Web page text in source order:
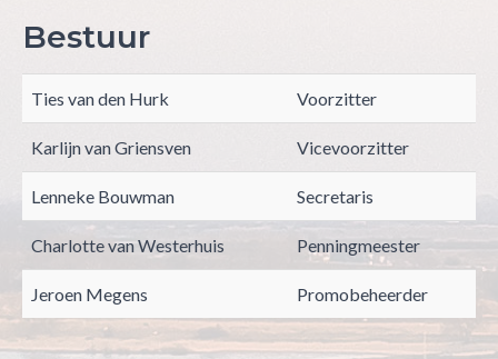
Bestuur
Ties van den Hurk Voorzitter
Karlijn van Griensven Vicevoorzitter
Lenneke Bouwman Secretaris
Charlotte van Westerhuis Penningmeester
Jeroen Megens Promobeheerder